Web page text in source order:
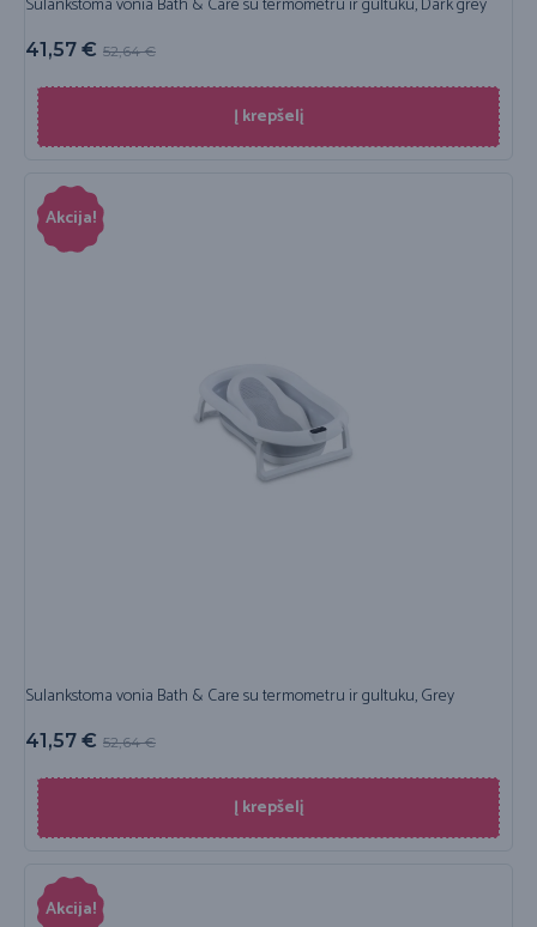
52,64€
41,57 €
Į krepšelį
Akcija!
Sulankstoma vonia Bath & Care su termometru ir gultuku, Grey
52,64€
41,57 €
Į krepšelį
Akcija!